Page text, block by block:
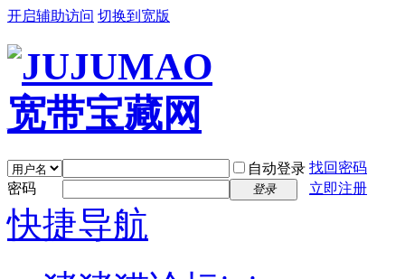
开启辅助访问 切换到宽版
自动登录 找回密码
密码
登录 立即注册
快捷导航